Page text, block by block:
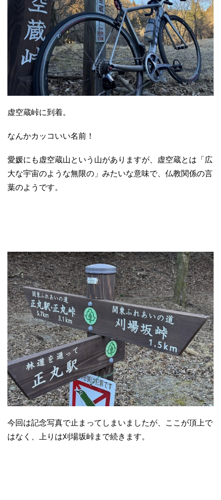
虚空蔵峠に到着。
なんかカッコいい名前！
愛媛にも虚空蔵山という山がありますが、虚空蔵とは「広
大な宇宙のような無限の」みたいな意味で、仏教関係の言
葉のようです。
今回は記念写真で止まってしまいましたが、ここが頂上で
はなく、上りは刈場坂峠まで続きます。